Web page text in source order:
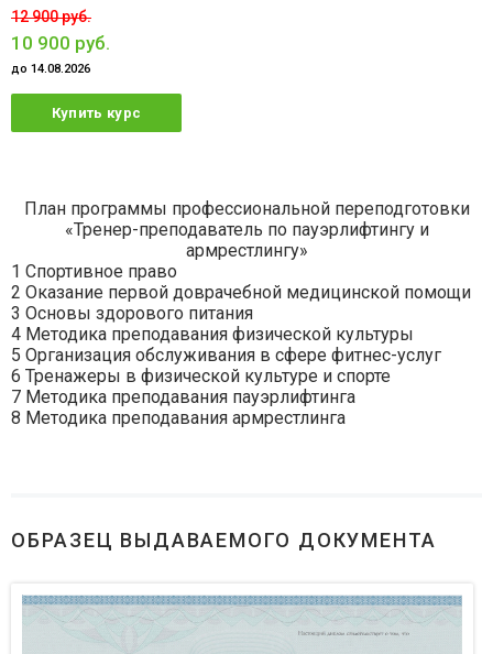
12 900 руб.
10 900 руб.
до 14.08.2026
Купить курс
План программы профессиональной переподготовки
«Тренер-преподаватель по пауэрлифтингу и
армрестлингу»
1 Спортивное право
2 Оказание первой доврачебной медицинской помощи
3 Основы здорового питания
4 Методика преподавания физической культуры
5 Организация обслуживания в сфере фитнес-услуг
6 Тренажеры в физической культуре и спорте
7 Методика преподавания пауэрлифтинга
8 Методика преподавания армрестлинга
ОБРАЗЕЦ ВЫДАВАЕМОГО ДОКУМЕНТА